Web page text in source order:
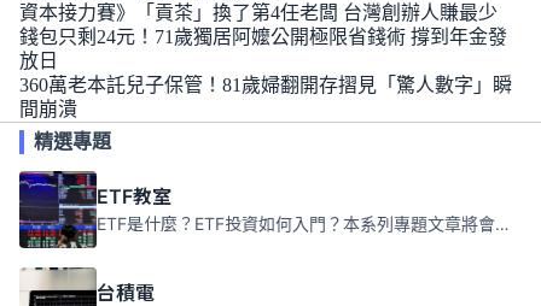
資本接力賽》「貢茶」換了第4任老闆 台灣創辦人賺最少
錢包只剩24元！71歲獨居阿嬤公開極限省錢術 撐到年金發
放日
360萬老本託兒子保管！81歲婦翻開存摺見「驚人數字」瞬
間崩潰
精選專題
ETF教室
ETF是什麼？ETF投資如何入門？本系列專題文章將會告訴你新手必須知道的ETF基礎知識。
台積電